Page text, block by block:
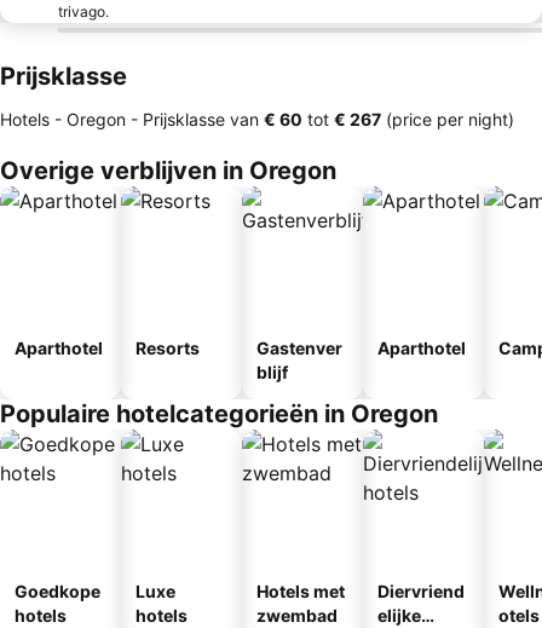
trivago.
Prijsklasse
Hotels - Oregon - Prijsklasse van ‎€ 60 tot ‎€ 267 (price per night)
Overige verblijven in Oregon
Aparthotel Resorts
Gastenver
blijf
Aparthotel
Populaire hotelcategorieën in Oregon
Goedkope
hotels
Luxe
hotels
Hotels met
zwembad
Diervriend
elijke
otels